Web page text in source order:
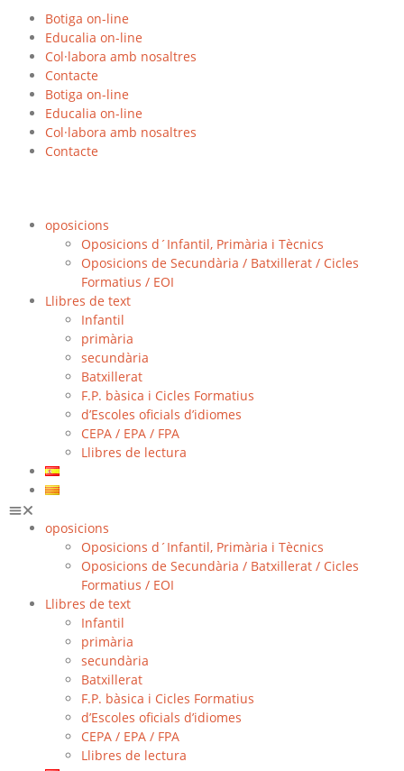
Botiga on-line
Educalia on-line
Col·labora amb nosaltres
Contacte
Botiga on-line
Educalia on-line
Col·labora amb nosaltres
Contacte
oposicions
Oposicions d´Infantil, Primària i Tècnics
Oposicions de Secundària / Batxillerat / Cicles
Formatius / EOI
Llibres de text
Infantil
primària
secundària
Batxillerat
F.P. bàsica i Cicles Formatius
d’Escoles oficials d’idiomes
CEPA / EPA / FPA
Llibres de lectura
oposicions
Oposicions d´Infantil, Primària i Tècnics
Oposicions de Secundària / Batxillerat / Cicles
Formatius / EOI
Llibres de text
Infantil
primària
secundària
Batxillerat
F.P. bàsica i Cicles Formatius
d’Escoles oficials d’idiomes
CEPA / EPA / FPA
Llibres de lectura